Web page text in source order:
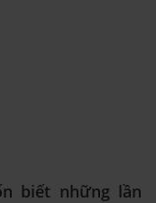
biết những lần